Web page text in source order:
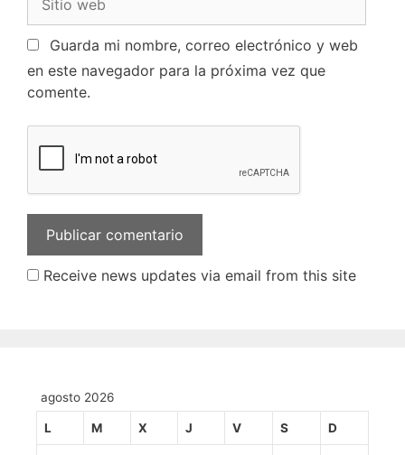
Guarda mi nombre, correo electrónico y web
en este navegador para la próxima vez que
comente.
Receive news updates via email from this site
agosto 2026
L M X J V S D